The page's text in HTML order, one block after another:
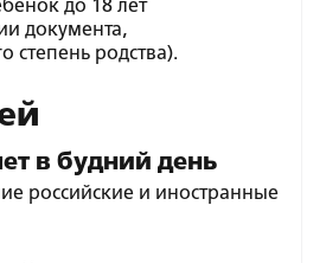
до 18 лет
документа,
степень родства).
в будний день
российские и иностранные